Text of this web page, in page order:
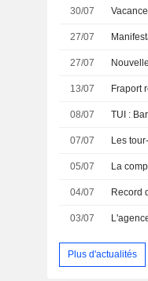
30/07
27/07
27/07
13/07
08/07 TUI :
07/07
05/07
04/07 Record
03/07
Plus d'actualités